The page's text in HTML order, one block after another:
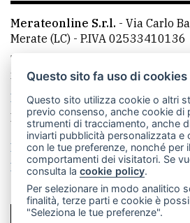
Merateonline S.r.l. - Via Carlo
Merate (LC) - P.IVA 02533410136
Telefono:
mail: redazione@leccoonline.com
La redazione
MerateOnline
Made by VIP
Privacy policy
Cookie policy
Rivedi le tue scelte sui cookie
SCRIVICI
Questo sito fa uso di cookies
Questo sito utilizza cookie o altri
previo consenso, anche cookie di
strumenti di tracciamento, anche
inviarti pubblicità personalizzata e
con le tue preferenze, nonché per
comportamenti dei visitatori. Se
consulta lacookie policy.
Per selezionare in modo analitico
finalità, terze parti e cookie è
"Seleziona le tue preferenze".